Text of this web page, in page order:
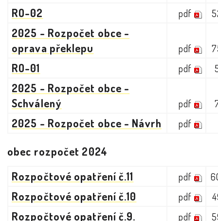
RO-02 pdf
2025 - Rozpočet obce -
oprava překlepu
pdf
RO-01 pdf
2025 - Rozpočet obce -
Schválený
pdf
2025 - Rozpočet obce - Návrh pdf
obec rozpočet 2024
Rozpočtové opatření č.11
pdf
Rozpočtové opatření č.10 pdf
Rozpočtové opatření č.9. pdf